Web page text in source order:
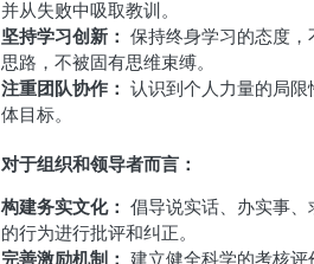
并从失败中吸取教训。
坚持学习创新： 保持终身学习的态度
思路，不被固有思维束缚。
注重团队协作： 认识到个人力量的局
体目标。
对于组织和领导者而言：
构建务实文化： 倡导说实话、办实事
的行为进行批评和纠正。
完善激励机制： 建立健全科学的考核